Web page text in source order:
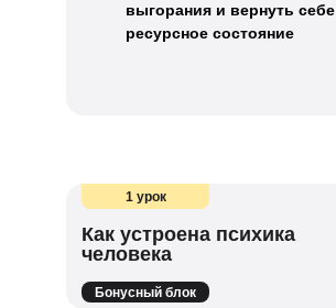
выгорания и вернуть себе
ресурсное состояние
1 урок
Как устроена психика
человека
Бонусный блок